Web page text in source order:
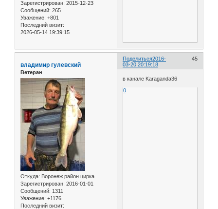
Зарегистрирован: 2015-12-23
Сообщений: 265
Уважение: +801
Последний визит:
2026-05-14 19:39:15
Поделиться 45
2016-
03-20 20:19:18
владимир гулевский
Ветеран
Откуда: Воронеж район цирка
Зарегистрирован: 2016-01-01
Сообщений: 1311
Уважение: +1176
Последний визит:
в канале Karaganda36
0